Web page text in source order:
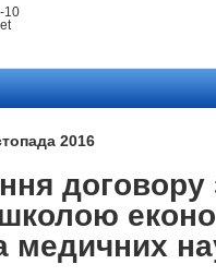
10
2016
договору
медичних